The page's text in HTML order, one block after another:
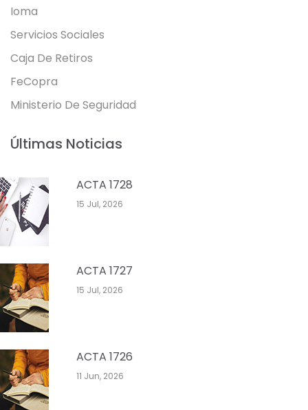
Ioma
Servicios Sociales
Caja De Retiros
FeCopra
Ministerio De Seguridad
Últimas Noticias
ACTA 1728
15 Jul, 2026
ACTA 1727
15 Jul, 2026
ACTA 1726
11 Jun, 2026